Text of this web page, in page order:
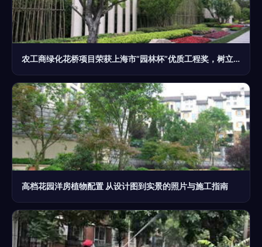
农工商绿化花桥项目荣获上海市“园林杯”优质工程奖，树立园林绿化施工新标杆
高档花园洋房植物配置 从设计图到实景的照片与施工指南